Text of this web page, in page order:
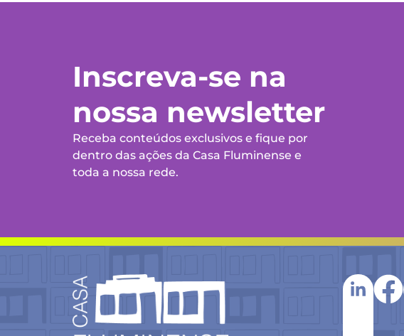
Inscreva-se na
nossa newsletter
Receba conteúdos exclusivos e fique por
dentro das ações da Casa Fluminense e
toda a nossa rede.